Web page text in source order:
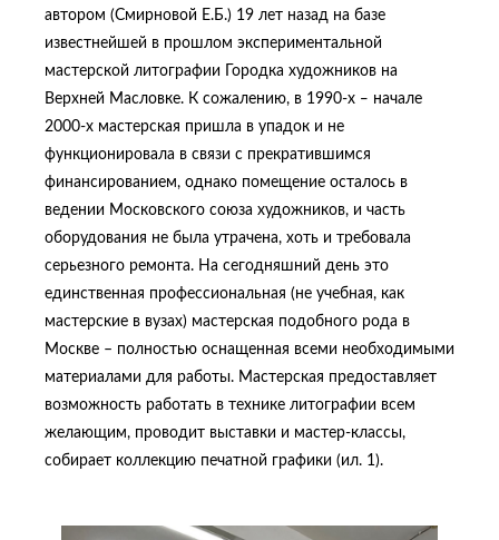
автором (Смирновой Е.Б.) 19 лет назад на базе
известнейшей в прошлом экспериментальной
мастерской литографии Городка художников на
Верхней Масловке. К сожалению, в 1990-х ‒ начале
2000-х мастерская пришла в упадок и не
функционировала в связи с прекратившимся
финансированием, однако помещение осталось в
ведении Московского союза художников, и часть
оборудования не была утрачена, хоть и требовала
серьезного ремонта. На сегодняшний день это
единственная профессиональная (не учебная, как
мастерские в вузах) мастерская подобного рода в
Москве – полностью оснащенная всеми необходимыми
материалами для работы. Мастерская предоставляет
возможность работать в технике литографии всем
желающим, проводит выставки и мастер-классы,
собирает коллекцию печатной графики (ил. 1).